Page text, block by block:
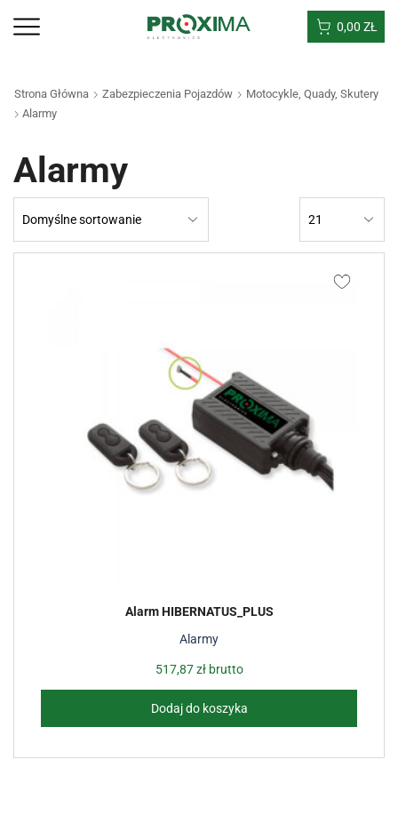
0,00 ZŁ
Strona Główna Zabezpieczenia Pojazdów
Motocykle, Quady, Skutery
Alarmy
Alarmy
Alarmy
Alarm HIBERNATUS_PLUS
517,87złbrutto
Dodaj do koszyka